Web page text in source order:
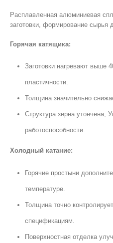
Расплавленная алюминиевая
заготовки, формирование сырья
Горячая катящика:
Заготовки нагревают выше
пластичности.
Толщина значительно
Структура зерна утончена,
работоспособности.
Холодный катание:
Горячие простыни
температуре.
Толщина точно
спецификациям.
Поверхностная отделка